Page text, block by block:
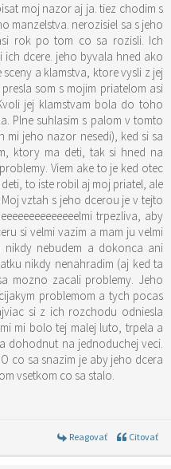
moj nazor aj ja. tiez chodim s
manzelstva. nerozisiel sa s jeho
rok po tom co sa rozisli. Ich
dcere. jeho byvala hned ako
a klamstva, ktore vysli z jej
som s mojim priatelom asi
klamstvam bola do toho
Plne suhlasim s palom v tomto
jeho nazor nesedi), ked si sa
ktory ma deti, tak si hned na
Viem ake to je ked otec
to iste robil aj moj priatel, ale
vztah s jeho dcerou je v tejto
trpezliva, aby
si velmi vazim a mam ju velmi
nebudem a dokonca ani
nikdy nenahradim (aj ked ta
mozno zacali problemy. Jeho
problemom a tych pocas
si z ich rozchodu odniesla
mi bolo tej malej luto, trpela a
dohodnut na jednoduchej veci.
co sa snazim je aby jeho dcera
vsetkom co sa stalo.
Reagovať Citovať